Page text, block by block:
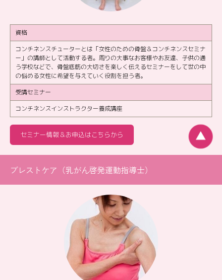
資格
コンチネンスチューターとは「女性のための骨盤＆コンチネンスセミナ
ー」の講師として活動する者。周りの大事なお客様やお友達、子供の通
う学校などで、骨盤底筋の大切さを楽しく伝えるセミナーをして世の中
の悩める女性に希望を与えていく役割を担う者。
受講セミナー
コンチネンスインストラクター養成講座
セミナー情報＆お申込はこちらから
ブレストケア（乳がん啓発運動指導士）